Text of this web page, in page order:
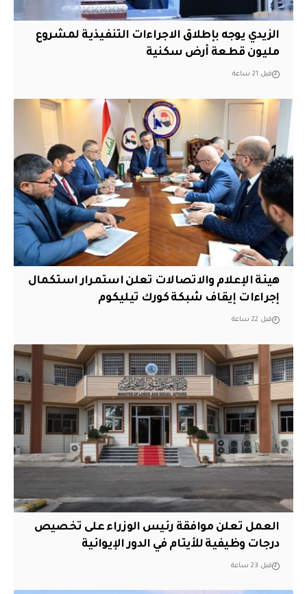
الزيدي يوجه بإطلاق الاجراءات التنفيذية لمشروع
مليون قطعة أرض سكنية
قبل 21 ساعة
هيئة الإعلام والاتصالات تعلن استمرار استكمال
إجراءات إيقاف شبكة كورك تيليكوم
قبل 22 ساعة
العمل تعلن موافقة رئيس الوزراء على تخصيص
درجات وظيفية للأيتام في الدور الإيوائية
قبل 23 ساعة